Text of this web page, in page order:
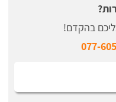
בהקדם!
077-